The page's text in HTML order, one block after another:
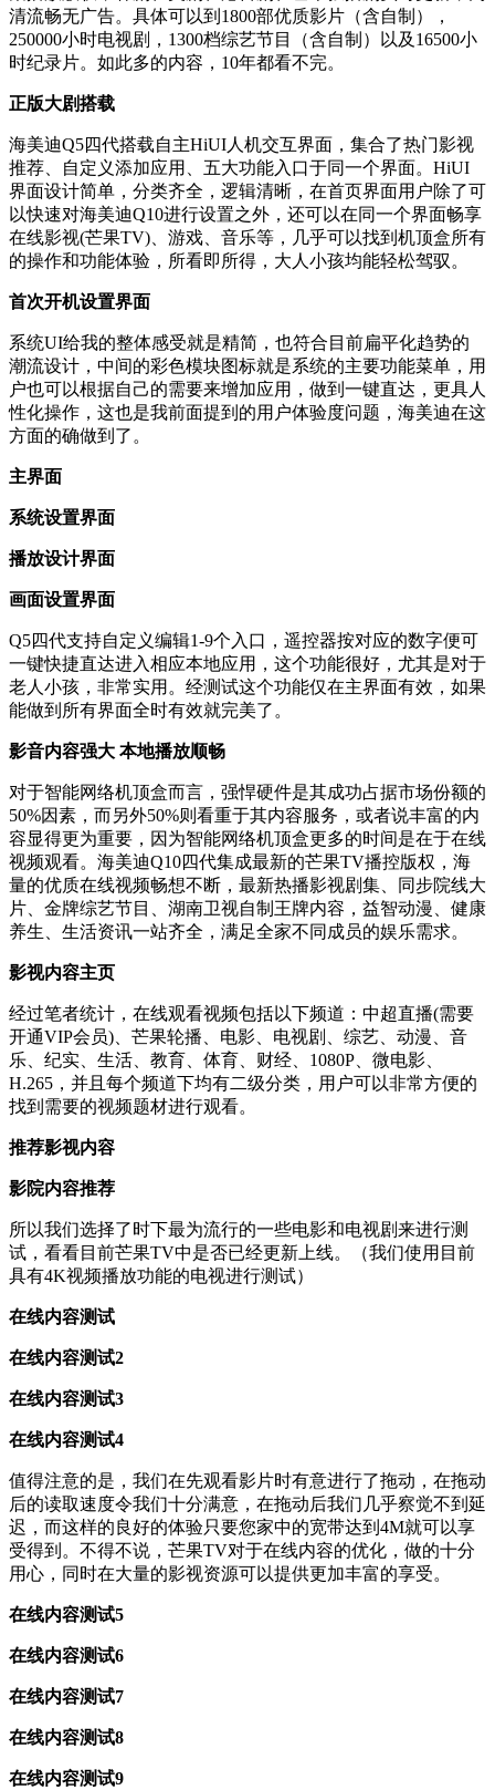
清流畅无广告。具体可以到 1800部优质影片（含自制），
250000小时电视剧， 1300档综艺节目（含自制）以及16500小
时纪录片。如此多的内容，10年都看不完。
正版大剧搭载
海美迪Q5四代搭载自主HiUI人机交互界面，集合了热门影视
推荐、自定义添加应用、五大功能入口于同一个界面。HiUI
界面设计简单，分类齐全，逻辑清晰，在首页界面用户除了可
以快速对海美迪Q10进行设置之外，还可以在同一个界面畅享
在线影视(芒果TV)、游戏、音乐等，几乎可以找到机顶盒所有
的操作和功能体验，所看即所得，大人小孩均能轻松驾驭。
首次开机设置界面
系统UI给我的整体感受就是精简，也符合目前扁平化趋势的
潮流设计，中间的彩色模块图标就是系统的主要功能菜单，用
户也可以根据自己的需要来增加应用，做到一键直达，更具人
性化操作，这也是我前面提到的用户体验度问题，海美迪在这
方面的确做到了。
主界面
系统设置界面
播放设计界面
画面设置界面
Q5四代支持自定义编辑1-9个入口，遥控器按对应的数字便可
一键快捷直达进入相应本地应用，这个功能很好，尤其是对于
老人小孩，非常实用。经测试这个功能仅在主界面有效，如果
能做到所有界面全时有效就完美了。
影音内容强大 本地播放顺畅
对于智能网络机顶盒而言，强悍硬件是其成功占据市场份额的
50%因素，而另外50%则看重于其内容服务，或者说丰富的内
容显得更为重要，因为智能网络机顶盒更多的时间是在于在线
视频观看。海美迪Q10四代集成最新的芒果TV播控版权，海
量的优质在线视频畅想不断，最新热播影视剧集、同步院线大
片、金牌综艺节目、湖南卫视自制王牌内容，益智动漫、健康
养生、生活资讯一站齐全，满足全家不同成员的娱乐需求。
影视内容主页
经过笔者统计，在线观看视频包括以下频道：中超直播(需要
开通VIP会员)、芒果轮播、电影、电视剧、综艺、动漫、音
乐、纪实、生活、教育、体育、财经、1080P、微电影、
H.265，并且每个频道下均有二级分类，用户可以非常方便的
找到需要的视频题材进行观看。
推荐影视内容
影院内容推荐
所以我们选择了时下最为流行的一些电影和电视剧来进行测
试，看看目前芒果TV中是否已经更新上线。（我们使用目前
具有4K视频播放功能的电视进行测试）
在线内容测试
在线内容测试2
在线内容测试3
在线内容测试4
值得注意的是，我们在先观看影片时有意进行了拖动，在拖动
后的读取速度令我们十分满意，在拖动后我们几乎察觉不到延
迟，而这样的良好的体验只要您家中的宽带达到4M就可以享
受得到。不得不说，芒果TV对于在线内容的优化，做的十分
用心，同时在大量的影视资源可以提供更加丰富的享受。
在线内容测试5
在线内容测试6
在线内容测试7
在线内容测试8
在线内容测试9